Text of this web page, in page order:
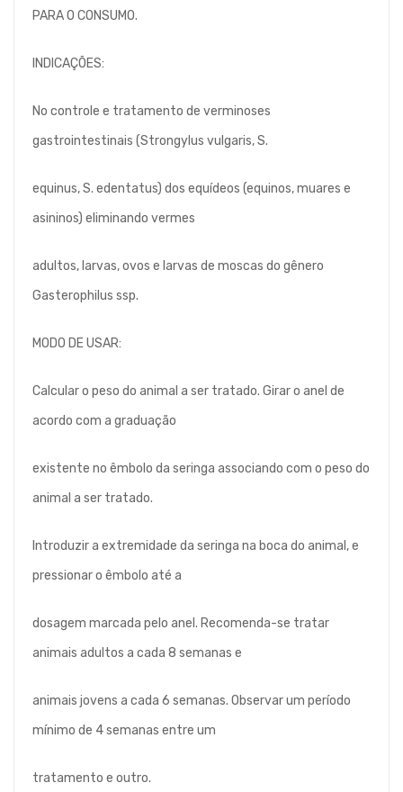
PARA O CONSUMO.
INDICAÇÕES:
No controle e tratamento de verminoses
gastrointestinais (Strongylus vulgaris, S.
equinus, S. edentatus) dos equídeos (equinos, muares e
asininos) eliminando vermes
adultos, larvas, ovos e larvas de moscas do gênero
Gasterophilus ssp.
MODO DE USAR:
Calcular o peso do animal a ser tratado. Girar o anel de
acordo com a graduação
existente no êmbolo da seringa associando com o peso do
animal a ser tratado.
Introduzir a extremidade da seringa na boca do animal, e
pressionar o êmbolo até a
dosagem marcada pelo anel. Recomenda-se tratar
animais adultos a cada 8 semanas e
animais jovens a cada 6 semanas. Observar um período
mínimo de 4 semanas entre um
tratamento e outro.